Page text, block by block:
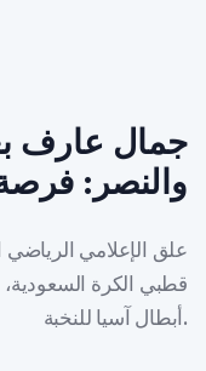
جمال عارف
والنصر:
علق الإعلامي
قطبي الكرة
أبطال آسيا للنخبة.